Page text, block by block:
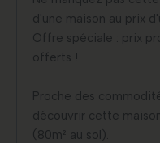
d'une maison au prix
Offre spéciale : prix
offerts !
Proche des
découvrir cette
(80m² au sol).